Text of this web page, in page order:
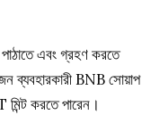
এবং গ্রহণ করতে
ব্যবহারকারী BNB সোয়াপ
মিন্ট করতে পারেন।